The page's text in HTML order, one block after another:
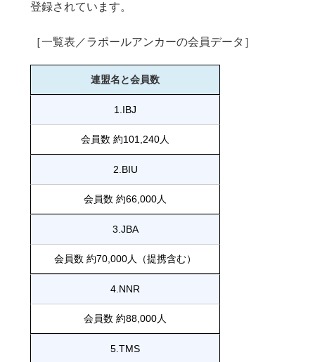
登録されています。
［一覧表／ラポールアンカーの会員データ］
連盟名と会員数
1.IBJ
会員数 約101,240人
2.BIU
会員数 約66,000人
3.JBA
会員数 約70,000人（提携含む）
4.NNR
会員数 約88,000人
5.TMS